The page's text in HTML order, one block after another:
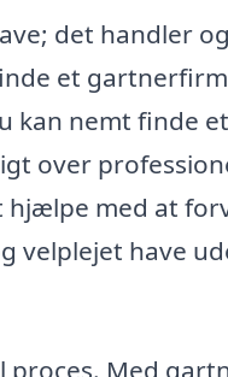
det handler
et
kan nemt finde
over
med at
velplejet have
Med